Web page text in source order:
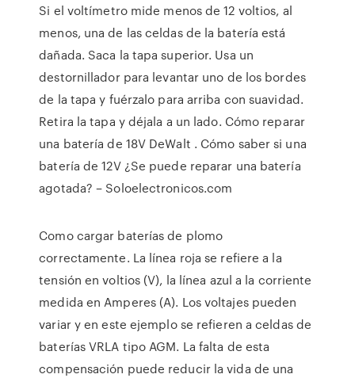
Si el voltímetro mide menos de 12 voltios, al
menos, una de las celdas de la batería está
dañada. Saca la tapa superior. Usa un
destornillador para levantar uno de los bordes
de la tapa y fuérzalo para arriba con suavidad.
Retira la tapa y déjala a un lado. Cómo reparar
una batería de 18V DeWalt . Cómo saber si una
batería de 12V ¿Se puede reparar una batería
agotada? – Soloelectronicos.com
Como cargar baterías de plomo
correctamente. La línea roja se refiere a la
tensión en voltios (V), la línea azul a la corriente
medida en Amperes (A). Los voltajes pueden
variar y en este ejemplo se refieren a celdas de
baterías VRLA tipo AGM. La falta de esta
compensación puede reducir la vida de una